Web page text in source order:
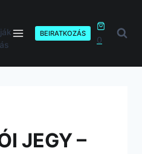
BEIRATKOZÁS
0
JEGY –